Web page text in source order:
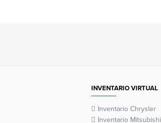
INVENTARIO VIRTUAL
Inventario Chrysler
Inventario Mitsubishi